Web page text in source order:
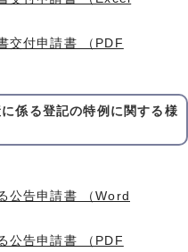
交付申請書 （PDF
係る登記の特例に関する様
公告申請書 （Word
公告申請書 （PDF